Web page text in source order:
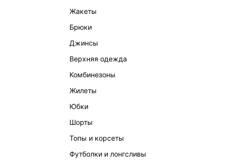
жакеты
брюки
джинсы
верхняя одежда
комбинезоны
жилеты
юбки
шорты
топы и корсеты
футболки и лонгсливы